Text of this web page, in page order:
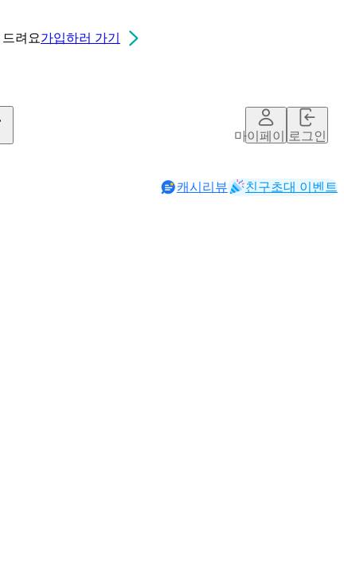
드려요가입하러 가기
마이페이지로그인
캐시리뷰 친구초대 이벤트